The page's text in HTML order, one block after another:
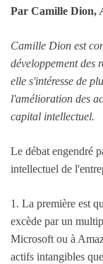
Par Camille Dion,
Camille Dion est
développement des
elle s'intéresse de
l'amélioration des
capital intellectuel.
Le débat engendré
intellectuel de
1. La première est
excède par un
Microsoft ou à
actifs intangibles